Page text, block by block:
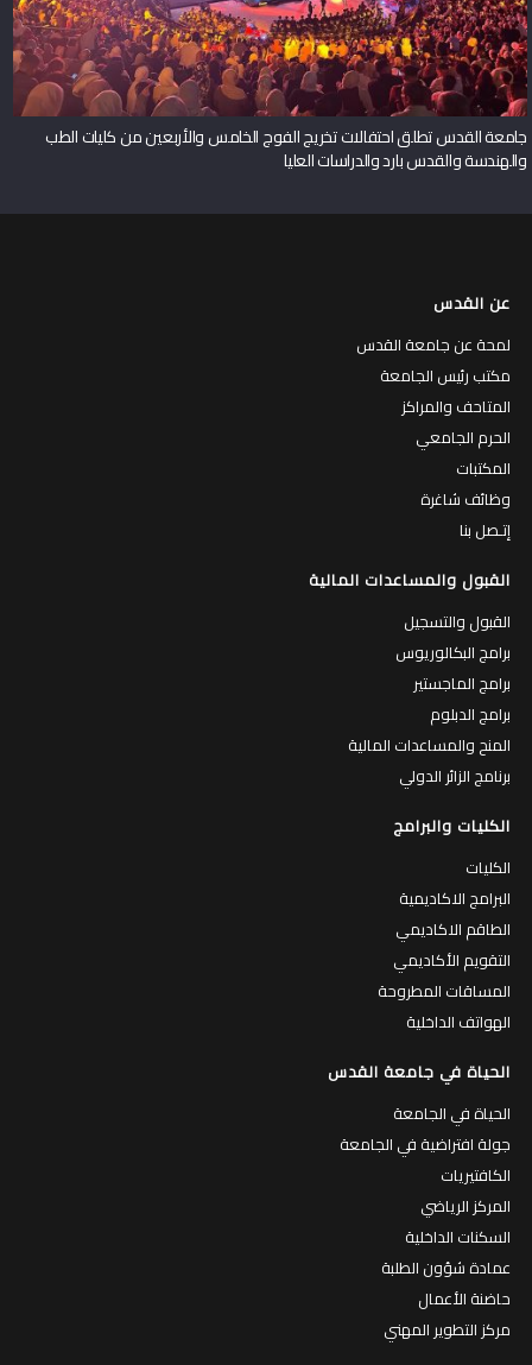
جامعة القدس تطلق احتفالات تخريج الفوج الخامس والأربعين من كليات الطب
والهندسة والقدس بارد والدراسات العليا
عن القدس
لمحة عن جامعة القدس
مكتب رئيس الجامعة
المتاحف والمراكز
الحرم الجامعي
المكتبات
وظائف شاغرة
إتـصل بنا
القبول والمساعدات المالية
القبول والتسجيل
برامج البكالوريوس
برامج الماجستير
برامج الدبلوم
المنح والمساعدات المالية
برنامج الزائر الدولي
الكليات والبرامج
الكليات
البرامج الاكاديمية
الطاقم الاكاديمي
التقويم الأكاديمي
المساقات المطروحة
الهواتف الداخلية
الحياة في جامعة القدس
الحياة في الجامعة
جولة افتراضية في الجامعة
الكافتيريات
المركز الرياضي
السكنات الداخلية
عمادة شؤون الطلبة
حاضنة الأعمال
مركز التطوير المهني